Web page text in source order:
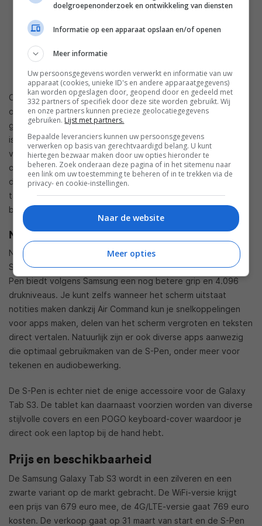
Ook heeft Samsung een speciale Kids mode ingebouwd, met
onder meer LEGO-apps en instellingen voor ouders om het
gebruik van de tablet door kinderen te beheren. Daarnaast
is Samsung Flow aanwezig, inclusief een
vingerafdrukscanner. Dit wordt ook gebruikt om apparaten
onderling te linken en voor het verzenden van
documenten. Je smartphone kan op deze manier met je
tablet gesynchroniseerd worden, en je kunt notificaties van
beide apparaten op het scherm zien.
Nieuwe S-Pen
Nieuw is dat de Galaxy Tab S3 ondersteuning biedt voor de
S-Pen, die standaard meegeleverd wordt. De verbeterde S-
Pen biedt volgens Samsung een nog betere grip en 4.096
drukniveaus. Je kunt zelfs wanneer het scherm uitstaat
notities maken dankzij Air Command kun je snelkoppelingen
voor apps maken, delen van het scherm vergroten en teksten
direct vertalen. Natuurlijk zijn er ook diverse apps aanwezig
die optimaal gebruikmaken van de S-Pen, onder meer voor
tekenen en audiobewerking.
De S-Pen is echter niet de enige accessoire voor de Galaxy
Tab S3. De tablet kan daarnaast voorzien worden van diverse
stijlvolle covers en een POGO keyboard-cover waardoor je
direct ook een laptop bij de hand hebt.
Prijs en beschikbaarheid
De Samsung Galaxy Tab S3 wordt in een zilveren en een
zwarte variant op de markt gebracht. De WiFi-versie krijgt
een prijs van 679 euro mee, de 4G/LTE-versie gaat 769 euro
kosten. De verkoop gaat op 31 maart van start en de S-Pen
doelgroepenonderzoek en ontwikkeling van diensten
Informatie op een apparaat opslaan en/of openen
Meer informatie
Uw persoonsgegevens worden verwerkt en informatie van uw
apparaat (cookies, unieke ID's en andere apparaatgegevens)
kan worden opgeslagen door, geopend door en gedeeld met
332 partners of specifiek door deze site worden gebruikt. Wij
en onze partners kunnen precieze geolocatiegegevens
gebruiken. Lijst met partners.
Bepaalde leveranciers kunnen uw persoonsgegevens
verwerken op basis van gerechtvaardigd belang. U kunt
hiertegen bezwaar maken door uw opties hieronder te
beheren. Zoek onderaan deze pagina of in het sitemenu naar
een link om uw toestemming te beheren of in te trekken via de
privacy- en cookie-instellingen.
Naar de website
Meer opties